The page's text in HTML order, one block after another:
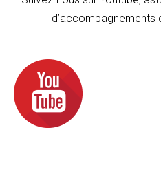
d’accompagnements